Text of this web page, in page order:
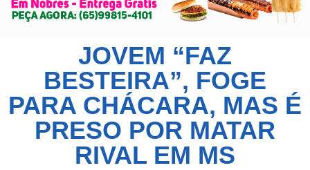
JOVEM “FAZ
BESTEIRA”, FOGE
PARA CHÁCARA, MAS É
PRESO POR MATAR
RIVAL EM MS